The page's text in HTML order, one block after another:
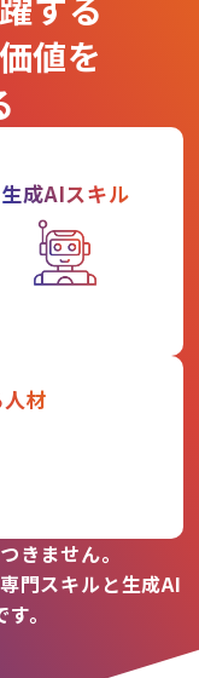
値を
生成AIスキル
材
きません。
門スキルと生成AI
。